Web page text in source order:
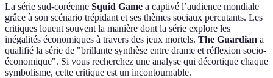
La série sud-coréenne Squid Game a captivé l’audience mondiale
grâce à son scénario trépidant et ses thèmes sociaux percutants. Les
critiques louent souvent la manière dont la série explore les
inégalités économiques à travers des jeux mortels. The Guardian a
qualifié la série de "brillante synthèse entre drame et réflexion socio-
économique". Si vous recherchez une analyse qui décortique chaque
symbolisme, cette critique est un incontournable.